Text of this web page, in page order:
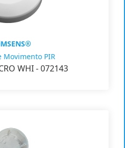
Movimento PIR
WHI - 072143